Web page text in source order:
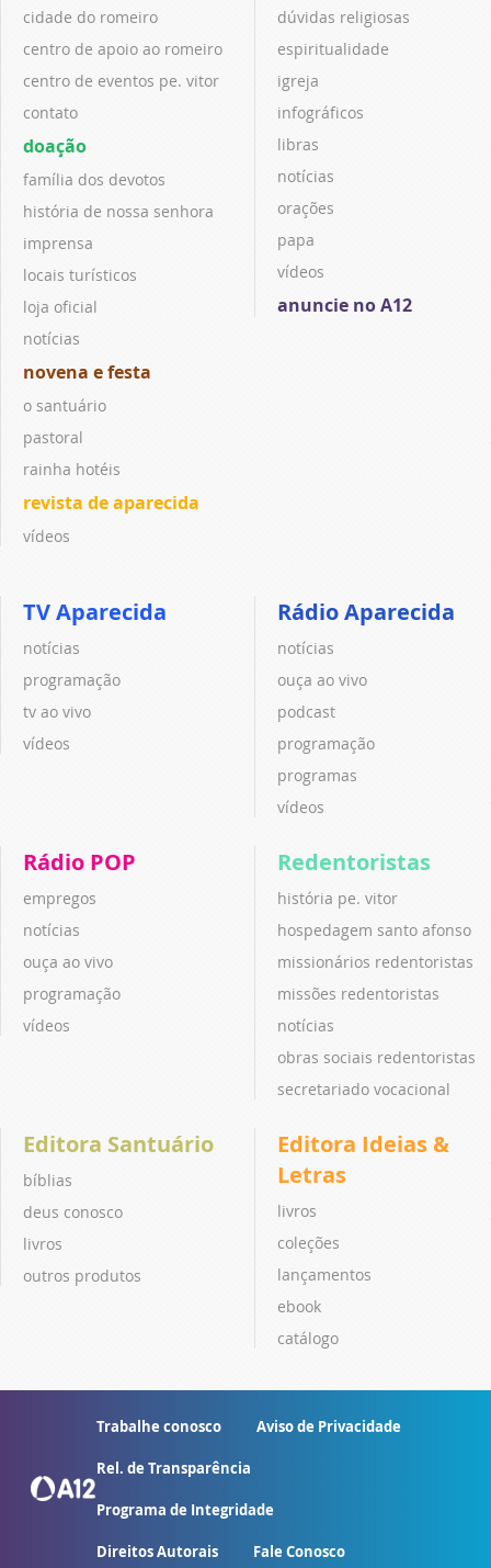
cidade do romeiro
centro de apoio ao romeiro
centro de eventos pe. vitor
contato
doação
família dos devotos
história de nossa senhora
imprensa
locais turísticos
loja oficial
notícias
novena e festa
o santuário
pastoral
rainha hotéis
revista de aparecida
vídeos
dúvidas religiosas
espiritualidade
igreja
infográficos
libras
notícias
orações
papa
vídeos
anuncie no A12
TV Aparecida
notícias
programação
tv ao vivo
vídeos
Rádio Aparecida
notícias
ouça ao vivo
podcast
programação
programas
vídeos
Rádio POP
empregos
notícias
ouça ao vivo
programação
vídeos
Redentoristas
história pe. vitor
hospedagem santo afonso
missionários redentoristas
missões redentoristas
notícias
obras sociais redentoristas
secretariado vocacional
Editora Santuário
bíblias
deus conosco
livros
outros produtos
Editora Ideias &
Letras
livros
coleções
lançamentos
ebook
catálogo
Trabalhe conosco Aviso de Privacidade
Rel. de Transparência
Programa de Integridade
Direitos Autorais Fale Conosco